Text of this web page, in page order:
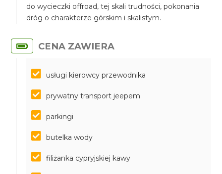
do wycieczki offroad, tej skali trudności, pokonania
dróg o charakterze górskim i skalistym.
CENA ZAWIERA
usługi kierowcy przewodnika
prywatny transport jeepem
parkingi
butelka wody
filiżanka cypryjskiej kawy